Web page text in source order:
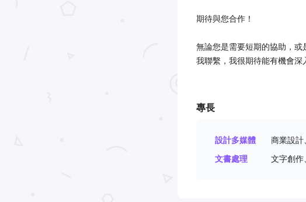
期待與您合作！
無論您是需要短期的協助，
我聯繫，我很期待能有機會深
專長
設計多媒體
商業設計
文書處理
文字創作